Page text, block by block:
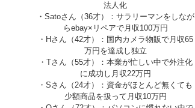
法人化
・Satoさん（36才）：サラリーマンをしなが
らebay×リペアで月収100万円
・Hさん（42才）：国内カメラ物販で月収65
万円を達成し独立
・Tさん（55才）：本業が忙しい中で外注化
に成功し月収22万円
・Sさん（24才）：資金がほとんど無くても
少額商品を扱って月収10万円